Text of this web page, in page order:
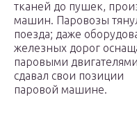
тканей до пушек,
машин. Паровозы
поезда; даже
железных дорог
паровыми
сдавал свои позиции
паровой машине.